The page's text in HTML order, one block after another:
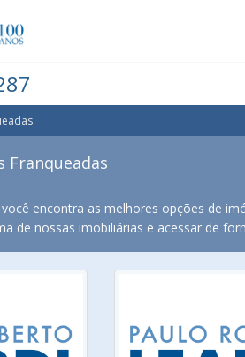
Franqueadas
encontra as melhores opções de
de nossas imobiliárias e acessar de